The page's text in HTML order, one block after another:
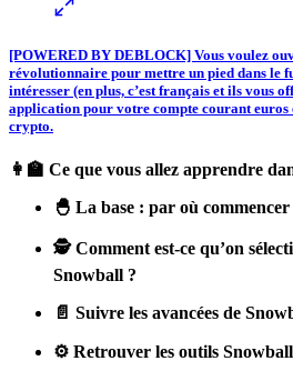
[POWERED BY DEBLOCK] Vous voulez
révolutionnaire pour mettre un pied dans le
intéresser (en plus, c’est français et ils vous
application pour votre compte courant
crypto.
👩‍🏫 Ce que vous allez apprendre
🐣 La base : par où commencer
🕵️ Comment est-ce qu’on
Snowball ?
📄 Suivre les avancées de
⚙️ Retrouver les outils